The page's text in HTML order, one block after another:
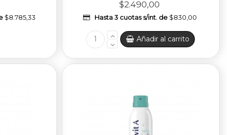
Fuera de stock
$8.785,33
$2.490,00
Hasta 3 cuotas s/int. de $830,00
Añadir al carrito